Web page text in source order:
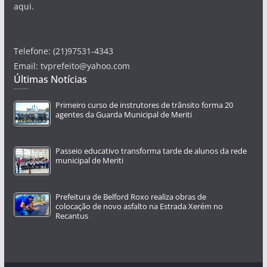
aqui.
Telefone: (21)97531-4343
Email: tvprefeito@yahoo.com
Últimas Notícias
Primeiro curso de instrutores de trânsito forma 20
agentes da Guarda Municipal de Meriti
Passeio educativo transforma tarde de alunos da rede
municipal de Meriti
Prefeitura de Belford Roxo realiza obras de
colocação de novo asfalto na Estrada Xerém no
Recantus